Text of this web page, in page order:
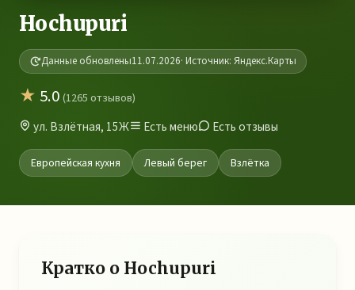
Hochupuri
Данные обновлены11.07.2026· Источник: Яндекс.Карты
★ 5.0(1265 отзывов)
ул. Взлётная, 15Ж Есть меню Есть отзывы
Европейская кухня Левый берег Взлётка
Кратко о Hochupuri